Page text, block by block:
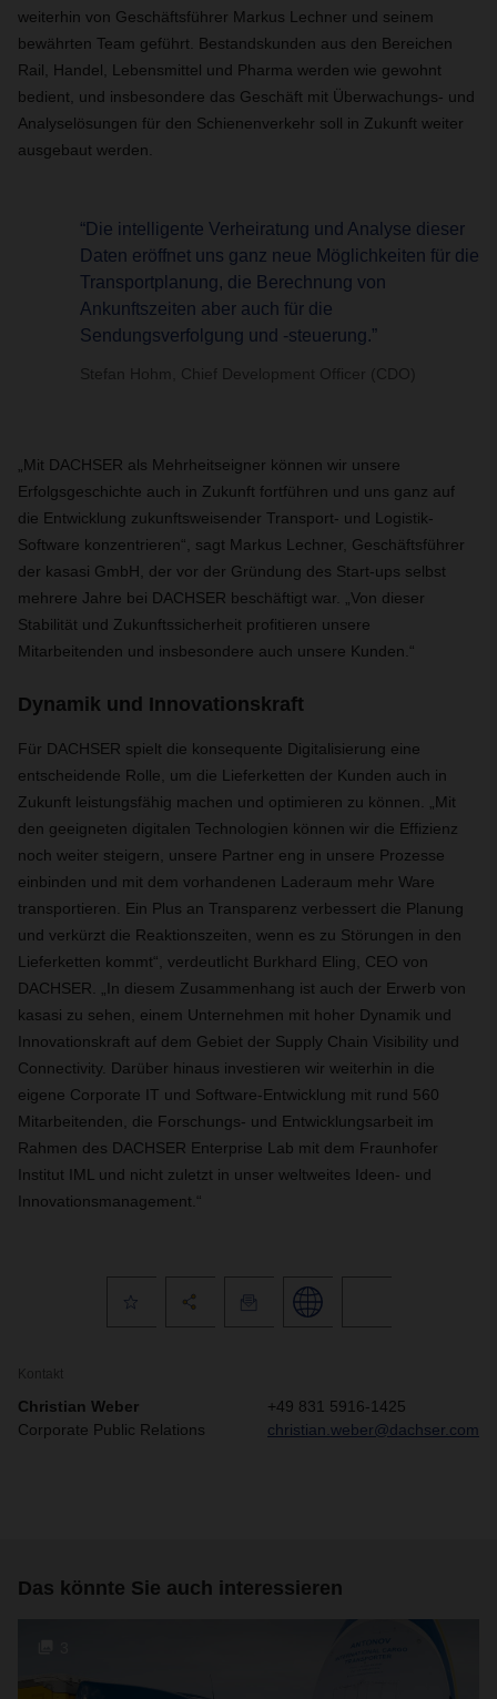
weiterhin von Geschäftsführer Markus Lechner und seinem
bewährten Team geführt. Bestandskunden aus den Bereichen
Rail, Handel, Lebensmittel und Pharma werden wie gewohnt
bedient, und insbesondere das Geschäft mit Überwachungs- und
Analyselösungen für den Schienenverkehr soll in Zukunft weiter
ausgebaut werden.
“Die intelligente Verheiratung und Analyse dieser
Daten eröffnet uns ganz neue Möglichkeiten für die
Transportplanung, die Berechnung von
Ankunftszeiten aber auch für die
Sendungsverfolgung und -steuerung.”
Stefan Hohm, Chief Development Officer (CDO)
„Mit DACHSER als Mehrheitseigner können wir unsere
Erfolgsgeschichte auch in Zukunft fortführen und uns ganz auf
die Entwicklung zukunftsweisender Transport- und Logistik-
Software konzentrieren“, sagt Markus Lechner, Geschäftsführer
der kasasi GmbH, der vor der Gründung des Start-ups selbst
mehrere Jahre bei DACHSER beschäftigt war. „Von dieser
Stabilität und Zukunftssicherheit profitieren unsere
Mitarbeitenden und insbesondere auch unsere Kunden.“
Dynamik und Innovationskraft
Für DACHSER spielt die konsequente Digitalisierung eine
entscheidende Rolle, um die Lieferketten der Kunden auch in
Zukunft leistungsfähig machen und optimieren zu können. „Mit
den geeigneten digitalen Technologien können wir die Effizienz
noch weiter steigern, unsere Partner eng in unsere Prozesse
einbinden und mit dem vorhandenen Laderaum mehr Ware
transportieren. Ein Plus an Transparenz verbessert die Planung
und verkürzt die Reaktionszeiten, wenn es zu Störungen in den
Lieferketten kommt“, verdeutlicht Burkhard Eling, CEO von
DACHSER. „In diesem Zusammenhang ist auch der Erwerb von
kasasi zu sehen, einem Unternehmen mit hoher Dynamik und
Innovationskraft auf dem Gebiet der Supply Chain Visibility und
Connectivity. Darüber hinaus investieren wir weiterhin in die
eigene Corporate IT und Software-Entwicklung mit rund 560
Mitarbeitenden, die Forschungs- und Entwicklungsarbeit im
Rahmen des DACHSER Enterprise Lab mit dem Fraunhofer
Institut IML und nicht zuletzt in unser weltweites Ideen- und
Innovationsmanagement.“
Kontakt
Christian Weber
Corporate Public Relations
+49 831 5916-1425
christian.weber@dachser.com
Das könnte Sie auch interessieren